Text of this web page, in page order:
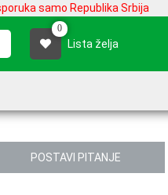
samo Republika Srbija
0
Lista želja
POSTAVI PITANJE